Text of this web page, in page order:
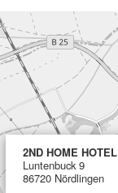
2ND HOME HOTEL
Luntenbuck 9
86720 Nördlingen